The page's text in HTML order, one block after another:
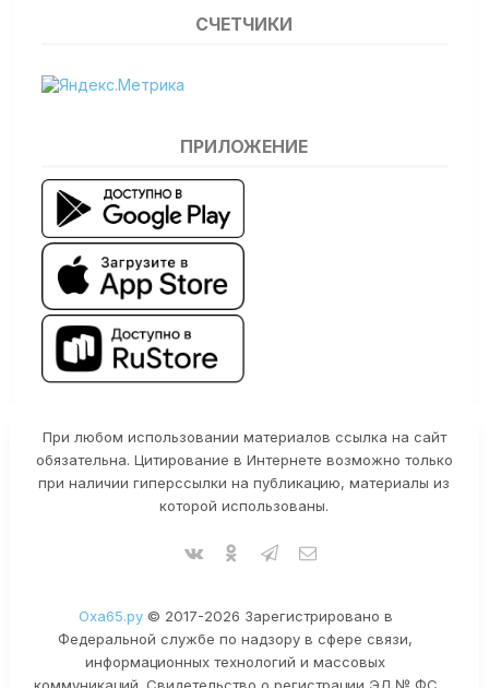
СЧЕТЧИКИ
ПРИЛОЖЕНИЕ
При любом использовании материалов ссылка на сайт
обязательна. Цитирование в Интернете возможно только
при наличии гиперссылки на публикацию, материалы из
которой использованы.
Оха65.ру© 2017-2026 Зарегистрировано в
Федеральной службе по надзору в сфере связи,
информационных технологий и массовых
коммуникаций. Свидетельство о регистрации ЭЛ № ФС